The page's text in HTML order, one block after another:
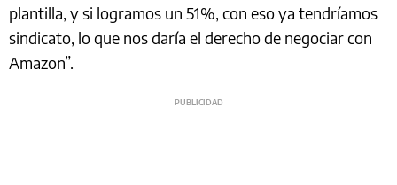
plantilla, y si logramos un 51%, con eso ya tendríamos
sindicato, lo que nos daría el derecho de negociar con
Amazon”.